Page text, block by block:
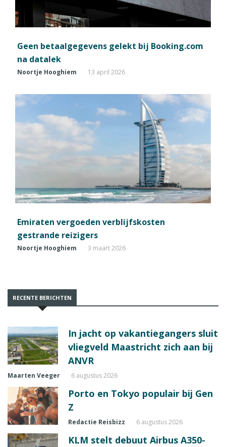
Geen betaalgegevens gelekt bij Booking.com
na datalek
Noortje Hooghiem 13 april 2026
Emiraten vergoeden verblijfskosten
gestrande reizigers
Noortje Hooghiem 3 maart 2026
RECENTE BERICHTEN
In jacht op vakantiegangers sluit
vliegveld Maastricht zich aan bij
ANVR
Maarten Veeger 6 augustus 2026
Porto en Tokyo populair bij Gen
Z
Redactie Reisbizz 6 augustus 2026
KLM stelt debuut Airbus A350-